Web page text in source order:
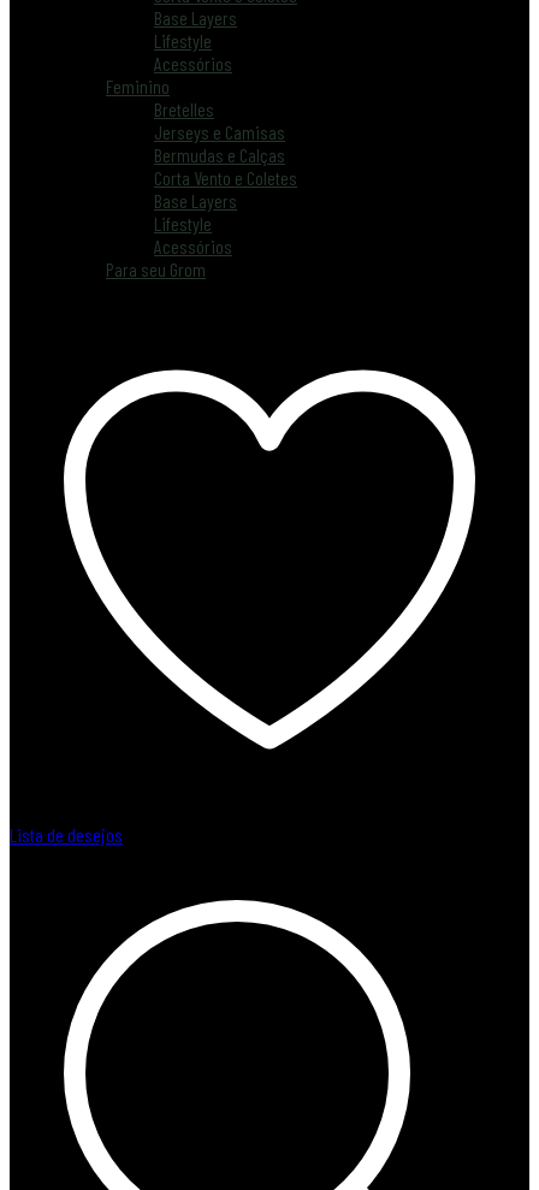
Base Layers
Lifestyle
Acessórios
Feminino
Bretelles
Jerseys e Camisas
Bermudas e Calças
Corta Vento e Coletes
Base Layers
Lifestyle
Acessórios
Para seu Grom
Lista de desejos